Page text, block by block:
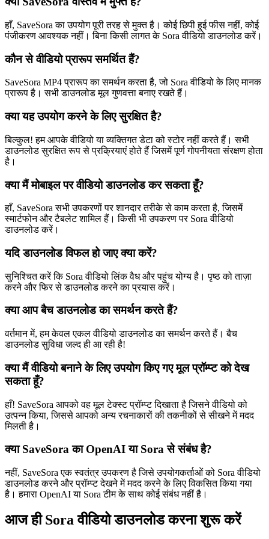
हाँ, SaveSora का उपयोग पूरी तरह से मुक्त है। कोई छिपी हुई फीस नहीं, कोई
पंजीकरण आवश्यक नहीं। बिना किसी लागत के Sora वीडियो डाउनलोड करें।
कौन से वीडियो प्रारूप समर्थित हैं?
SaveSora MP4 प्रारूप का समर्थन करता है, जो Sora वीडियो के लिए मानक
प्रारूप है। सभी डाउनलोड मूल गुणवत्ता बनाए रखते हैं।
क्या यह उपयोग करने के लिए सुरक्षित है?
बिल्कुल! हम आपके वीडियो या व्यक्तिगत डेटा को स्टोर नहीं करते हैं। सभी
डाउनलोड सुरक्षित रूप से प्रक्रियाएं होते हैं जिसमें पूर्ण गोपनीयता संरक्षण होता
है।
क्या मैं मोबाइल पर वीडियो डाउनलोड कर सकता हूँ?
हाँ, SaveSora सभी उपकरणों पर शानदार तरीके से काम करता है, जिसमें
स्मार्टफोन और टैबलेट शामिल हैं। किसी भी उपकरण पर Sora वीडियो
डाउनलोड करें।
यदि डाउनलोड विफल हो जाए क्या करें?
सुनिश्चित करें कि Sora वीडियो लिंक वैध और पहुंच योग्य है। पृष्ठ को ताज़ा
करने और फिर से डाउनलोड करने का प्रयास करें।
क्या आप बैच डाउनलोड का समर्थन करते हैं?
वर्तमान में, हम केवल एकल वीडियो डाउनलोड का समर्थन करते हैं। बैच
डाउनलोड सुविधा जल्द ही आ रही है!
क्या मैं वीडियो बनाने के लिए उपयोग किए गए मूल प्रॉम्प्ट को देख
सकता हूँ?
हाँ! SaveSora आपको वह मूल टेक्स्ट प्रॉम्प्ट दिखाता है जिसने वीडियो को
उत्पन्न किया, जिससे आपको अन्य रचनाकारों की तकनीकों से सीखने में मदद
मिलती है।
क्या SaveSora का OpenAI या Sora से संबंध है?
नहीं, SaveSora एक स्वतंत्र उपकरण है जिसे उपयोगकर्ताओं को Sora वीडियो
डाउनलोड करने और प्रॉम्प्ट देखने में मदद करने के लिए विकसित किया गया
है। हमारा OpenAI या Sora टीम के साथ कोई संबंध नहीं है।
आज ही Sora वीडियो डाउनलोड करना शुरू करें